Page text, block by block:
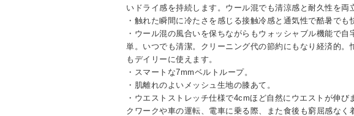
いドライ感を持続します。ウール混でも清涼感と耐久性を両
・触れた瞬間に冷たさを感じる接触冷感と通気性で酷暑でも
・ウール混の風合いを保ちながらもウォッシャブル機能で自
単。いつでも清潔。クリーニング代の節約にもなり経済的。
もデイリーに使えます。
・スマートな7mmベルトループ。
・肌離れのよいメッシュ生地の膝あて。
・ウエストストレッチ仕様で4cmほど自然にウエストが伸び
クワークや車の運転、電車に乗る際、また食後も窮屈感なく